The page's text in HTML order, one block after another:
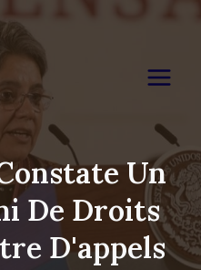
Un
De Droits
D'appels